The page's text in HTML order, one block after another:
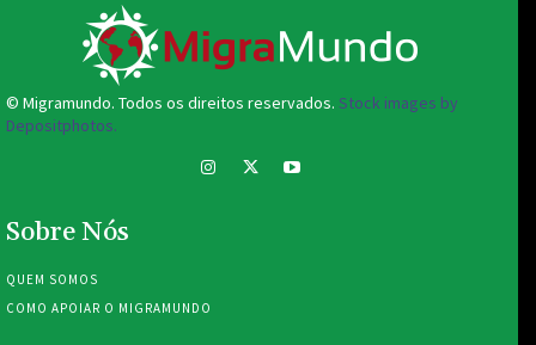
© Migramundo. Todos os direitos reservados. Stock images by
Depositphotos.
Sobre Nós
QUEM SOMOS
COMO APOIAR O MIGRAMUNDO